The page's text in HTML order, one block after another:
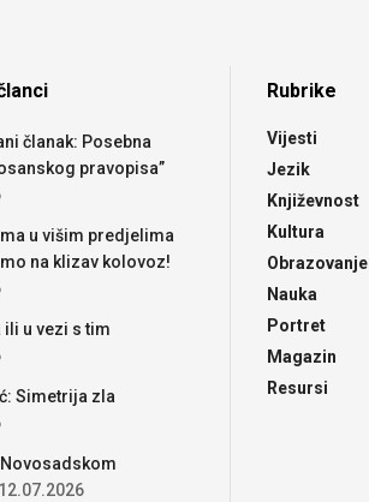
članak: Posebna
pravopisa”
u višim predjelima
na klizav kolovoz!
ili u vezi s tim
Simetrija zla
12.07.2026
Rubrike
Vijesti
Jezik
Književnost
Kultura
Obrazovanje
Nauka
Portret
Magazin
Resursi